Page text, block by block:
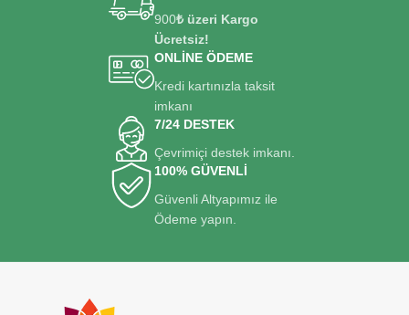
900₺ üzeri Kargo
Ücretsiz!
ONLİNE ÖDEME
Kredi kartınızla taksit
imkanı
7/24 DESTEK
Çevrimiçi destek imkanı.
100% GÜVENLİ
Güvenli Altyapımız ile
Ödeme yapın.